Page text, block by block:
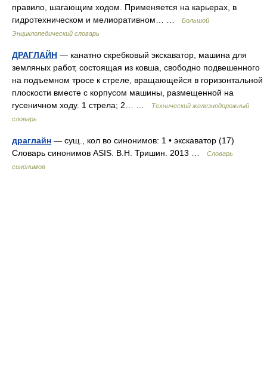
правило, шагающим ходом. Применяется на карьерах, в
гидротехническом и мелиоративном… …
Большой
Энциклопедический словарь
ДРАГЛАЙН — канатно скребковый экскаватор, машина для
земляных работ, состоящая из ковша, свободно подвешенного
на подъемном тросе к стреле, вращающейся в горизонтальной
плоскости вместе с корпусом машины, размещенной на
гусеничном ходу. 1 стрела; 2… …
Технический железнодорожный
словарь
драглайн — сущ., кол во синонимов: 1 • экскаватор (17)
Словарь синонимов ASIS. В.Н. Тришин. 2013 …
Словарь
синонимов